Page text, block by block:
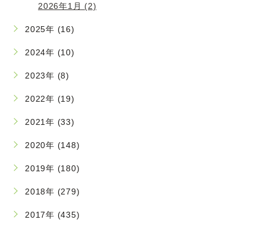
2026年1月 (2)
2025年 (16)
2024年 (10)
2023年 (8)
2022年 (19)
2021年 (33)
2020年 (148)
2019年 (180)
2018年 (279)
2017年 (435)